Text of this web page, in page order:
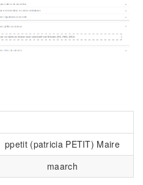
ppetit (patricia PETIT) Maire
maarch